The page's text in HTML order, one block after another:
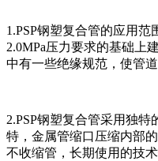
1.PSP钢塑复合管的应用
2.0MPa压力要求的基础上
中有一些绝缘规范，使管
2.PSP钢塑复合管采用独
特，金属管缩口压缩内部
不收缩管，长期使用的技